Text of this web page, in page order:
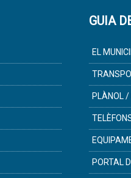
GUIA
EL
PLÀNOL /
PORTAL